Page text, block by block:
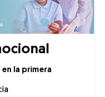
en la primera